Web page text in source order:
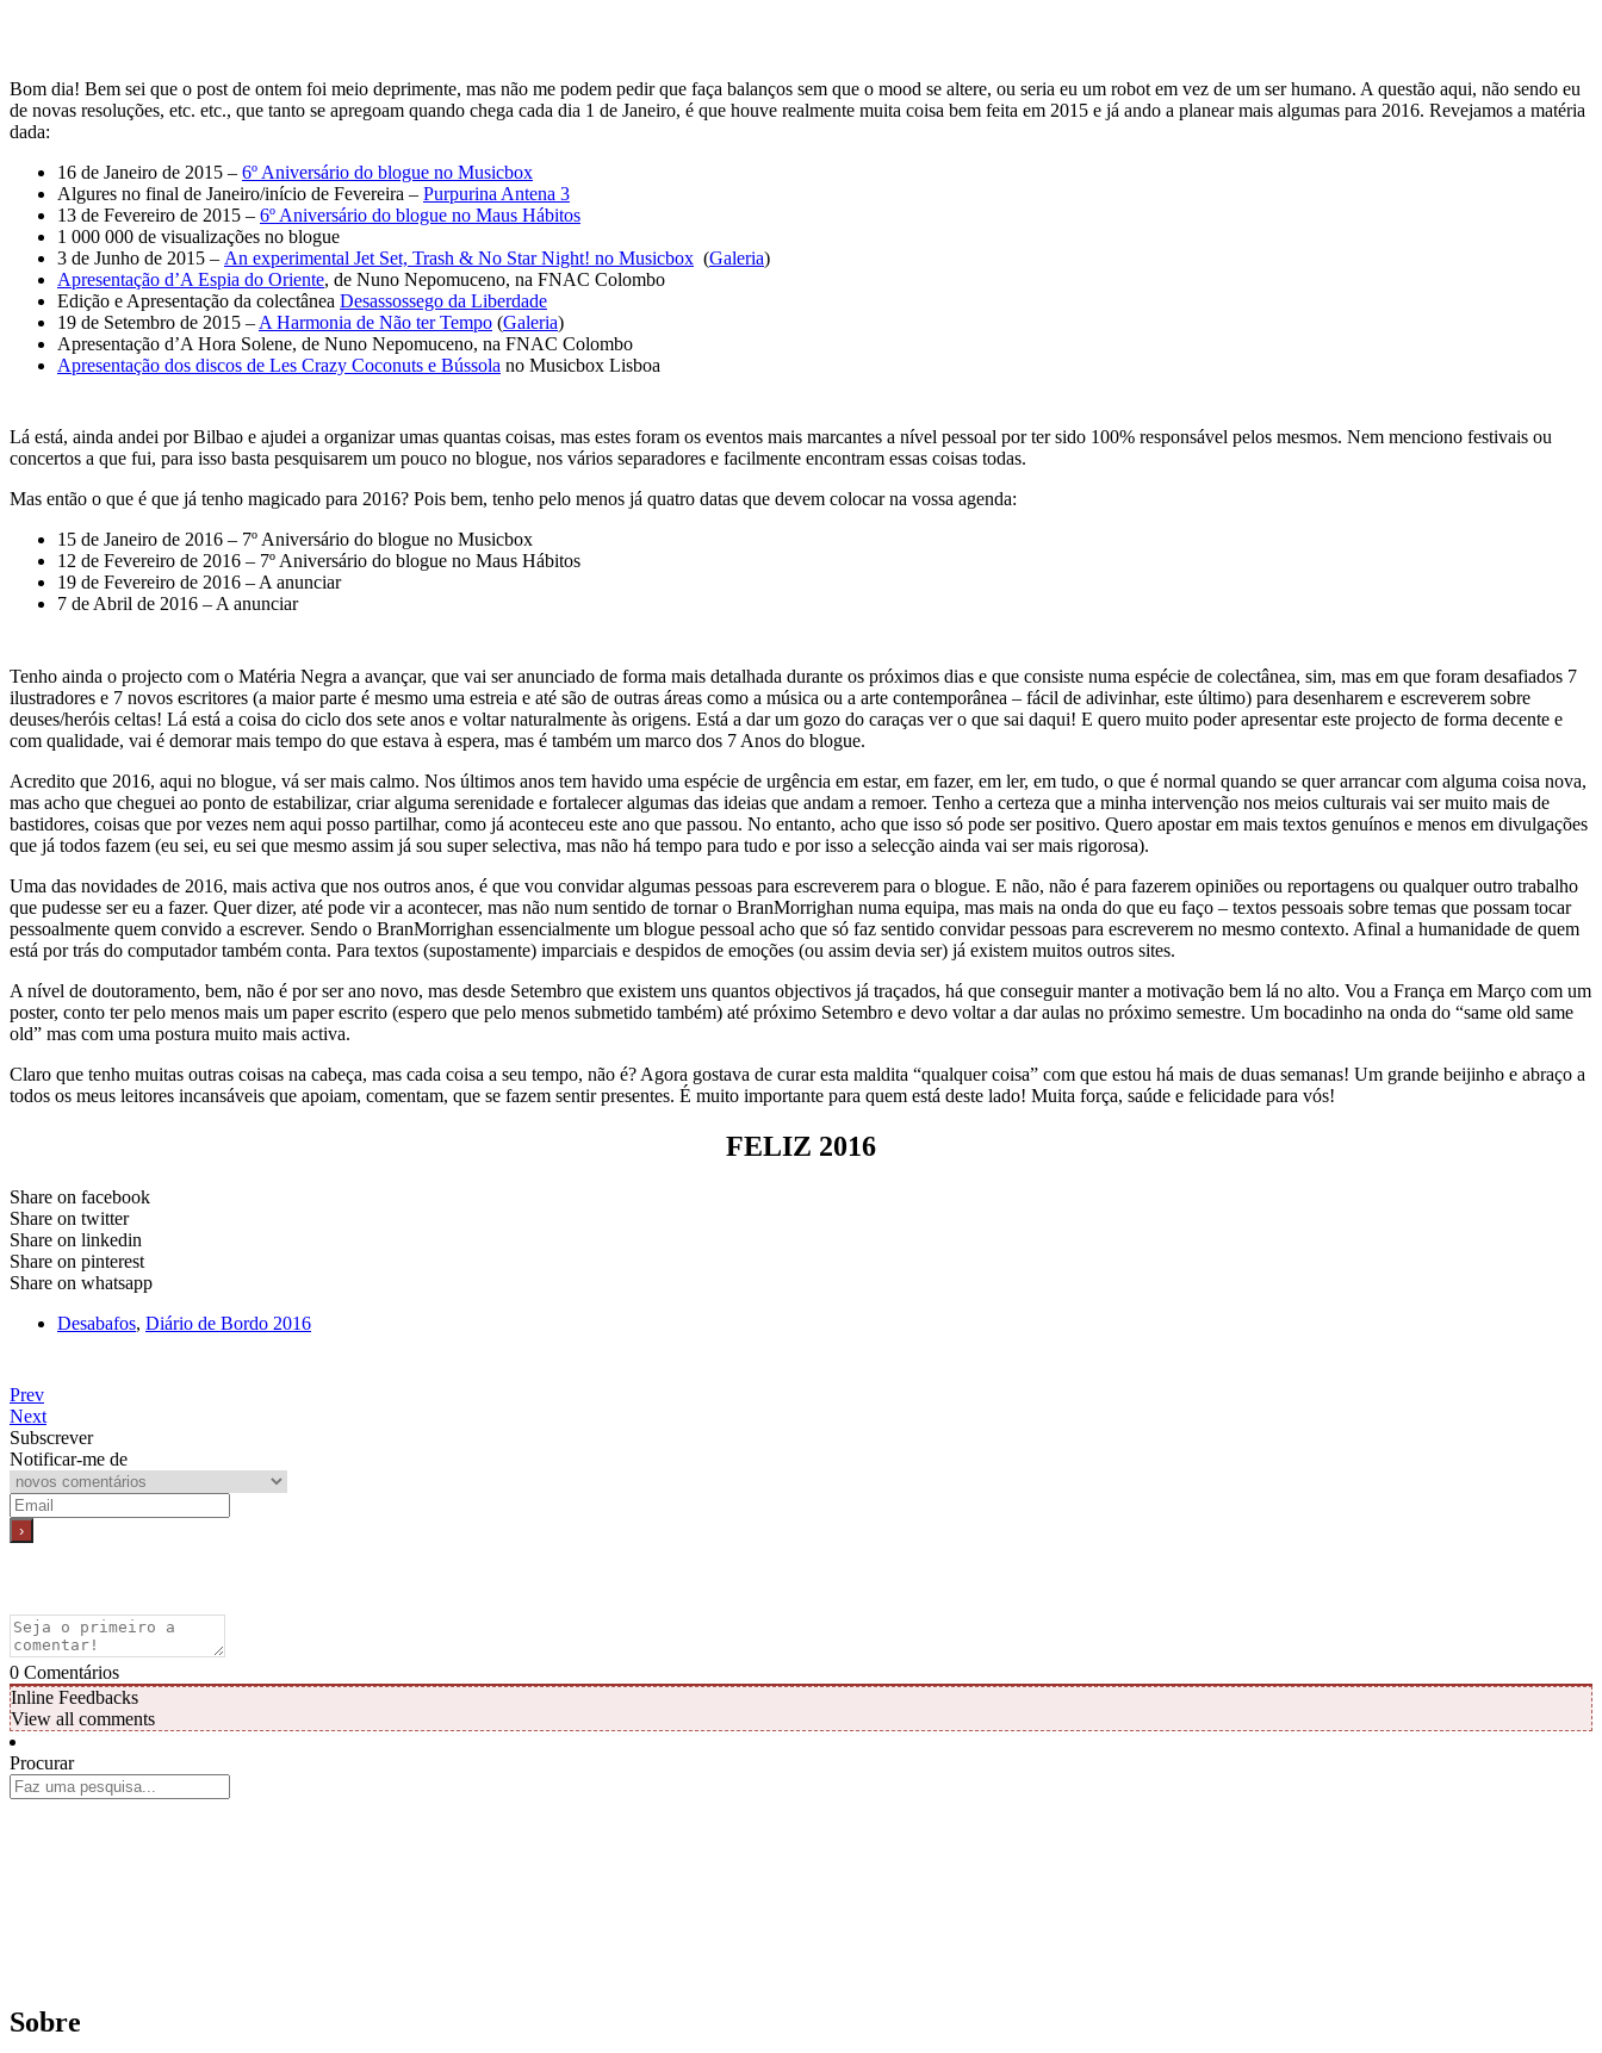
Bom dia! Bem sei que o post de ontem foi meio deprimente, mas não me podem pedir que faça balanços sem que o mood se altere, ou seria eu um robot em vez de um ser humano. A questão aqui, não sendo eu
de novas resoluções, etc. etc., que tanto se apregoam quando chega cada dia 1 de Janeiro, é que houve realmente muita coisa bem feita em 2015 e já ando a planear mais algumas para 2016. Revejamos a matéria
dada:
16 de Janeiro de 2015 – 6º Aniversário do blogue no Musicbox
Algures no final de Janeiro/início de Fevereira – Purpurina Antena 3
13 de Fevereiro de 2015 – 6º Aniversário do blogue no Maus Hábitos
1 000 000 de visualizações no blogue
3 de Junho de 2015 – An experimental Jet Set, Trash & No Star Night! no Musicbox (Galeria)
Apresentação d’A Espia do Oriente, de Nuno Nepomuceno, na FNAC Colombo
Edição e Apresentação da colectânea Desassossego da Liberdade
19 de Setembro de 2015 – A Harmonia de Não ter Tempo (Galeria)
Apresentação d’A Hora Solene, de Nuno Nepomuceno, na FNAC Colombo
Apresentação dos discos de Les Crazy Coconuts e Bússola no Musicbox Lisboa
Lá está, ainda andei por Bilbao e ajudei a organizar umas quantas coisas, mas estes foram os eventos mais marcantes a nível pessoal por ter sido 100% responsável pelos mesmos. Nem menciono festivais ou
concertos a que fui, para isso basta pesquisarem um pouco no blogue, nos vários separadores e facilmente encontram essas coisas todas.
Mas então o que é que já tenho magicado para 2016? Pois bem, tenho pelo menos já quatro datas que devem colocar na vossa agenda:
15 de Janeiro de 2016 – 7º Aniversário do blogue no Musicbox
12 de Fevereiro de 2016 – 7º Aniversário do blogue no Maus Hábitos
19 de Fevereiro de 2016 – A anunciar
7 de Abril de 2016 – A anunciar
Tenho ainda o projecto com o Matéria Negra a avançar, que vai ser anunciado de forma mais detalhada durante os próximos dias e que consiste numa espécie de colectânea, sim, mas em que foram desafiados 7
ilustradores e 7 novos escritores (a maior parte é mesmo uma estreia e até são de outras áreas como a música ou a arte contemporânea – fácil de adivinhar, este último) para desenharem e escreverem sobre
deuses/heróis celtas! Lá está a coisa do ciclo dos sete anos e voltar naturalmente às origens. Está a dar um gozo do caraças ver o que sai daqui! E quero muito poder apresentar este projecto de forma decente e
com qualidade, vai é demorar mais tempo do que estava à espera, mas é também um marco dos 7 Anos do blogue.
Acredito que 2016, aqui no blogue, vá ser mais calmo. Nos últimos anos tem havido uma espécie de urgência em estar, em fazer, em ler, em tudo, o que é normal quando se quer arrancar com alguma coisa nova,
mas acho que cheguei ao ponto de estabilizar, criar alguma serenidade e fortalecer algumas das ideias que andam a remoer. Tenho a certeza que a minha intervenção nos meios culturais vai ser muito mais de
bastidores, coisas que por vezes nem aqui posso partilhar, como já aconteceu este ano que passou. No entanto, acho que isso só pode ser positivo. Quero apostar em mais textos genuínos e menos em divulgações
que já todos fazem (eu sei, eu sei que mesmo assim já sou super selectiva, mas não há tempo para tudo e por isso a selecção ainda vai ser mais rigorosa).
Uma das novidades de 2016, mais activa que nos outros anos, é que vou convidar algumas pessoas para escreverem para o blogue. E não, não é para fazerem opiniões ou reportagens ou qualquer outro trabalho
que pudesse ser eu a fazer. Quer dizer, até pode vir a acontecer, mas não num sentido de tornar o BranMorrighan numa equipa, mas mais na onda do que eu faço – textos pessoais sobre temas que possam tocar
pessoalmente quem convido a escrever. Sendo o BranMorrighan essencialmente um blogue pessoal acho que só faz sentido convidar pessoas para escreverem no mesmo contexto. Afinal a humanidade de quem
está por trás do computador também conta. Para textos (supostamente) imparciais e despidos de emoções (ou assim devia ser) já existem muitos outros sites.
A nível de doutoramento, bem, não é por ser ano novo, mas desde Setembro que existem uns quantos objectivos já traçados, há que conseguir manter a motivação bem lá no alto. Vou a França em Março com um
poster, conto ter pelo menos mais um paper escrito (espero que pelo menos submetido também) até próximo Setembro e devo voltar a dar aulas no próximo semestre. Um bocadinho na onda do “same old same
old” mas com uma postura muito mais activa.
Claro que tenho muitas outras coisas na cabeça, mas cada coisa a seu tempo, não é? Agora gostava de curar esta maldita “qualquer coisa” com que estou há mais de duas semanas! Um grande beijinho e abraço a
todos os meus leitores incansáveis que apoiam, comentam, que se fazem sentir presentes. É muito importante para quem está deste lado! Muita força, saúde e felicidade para vós!
FELIZ 2016
Share on facebook
Share on twitter
Share on linkedin
Share on pinterest
Share on whatsapp
Desabafos, Diário de Bordo 2016
Prev
Next
Subscrever
Notificar-me de
0 Comentários
Inline Feedbacks
View all comments
Procurar
Sobre